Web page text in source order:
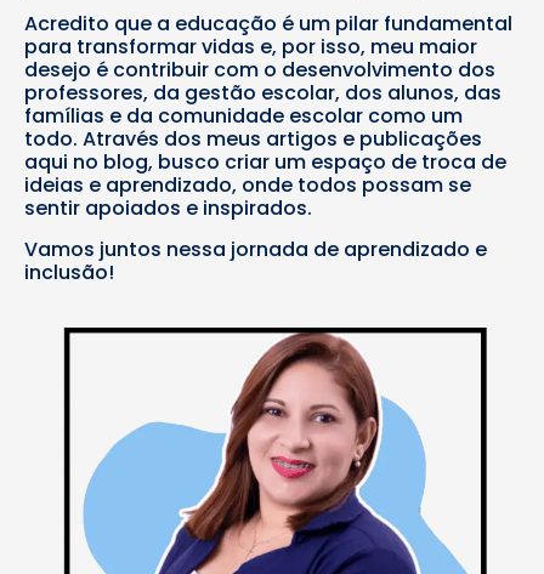
Acredito que a educação é um pilar fundamental
para transformar vidas e, por isso, meu maior
desejo é contribuir com o desenvolvimento dos
professores, da gestão escolar, dos alunos, das
famílias e da comunidade escolar como um
todo. Através dos meus artigos e publicações
aqui no blog, busco criar um espaço de troca de
ideias e aprendizado, onde todos possam se
sentir apoiados e inspirados.
Vamos juntos nessa jornada de aprendizado e
inclusão!